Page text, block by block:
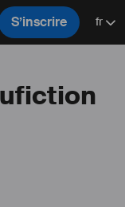
S’inscrire fr